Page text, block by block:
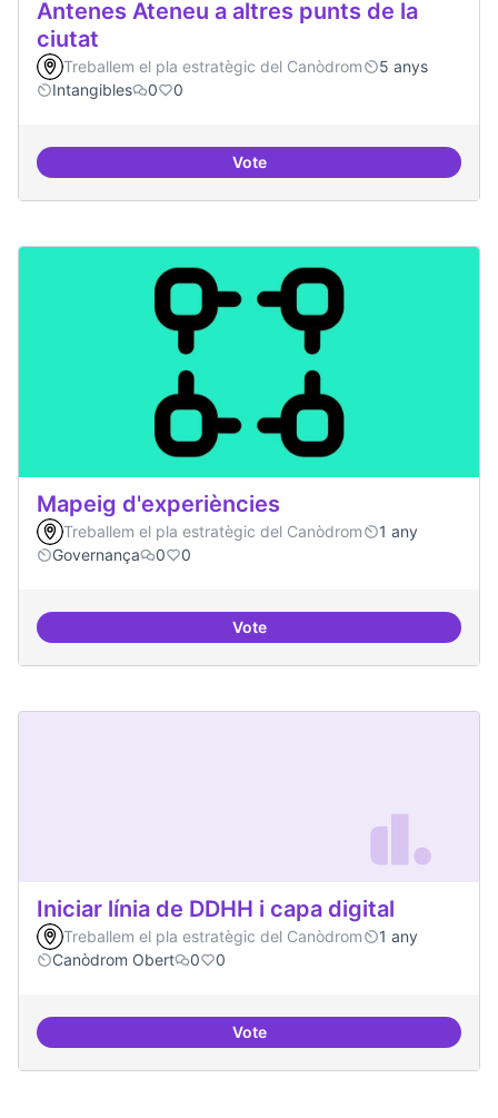
Antenes Ateneu a altres punts de la
ciutat
Treballem el pla estratègic del Canòdrom
5 anys
Intangibles
0 0
VoteAntenes Ateneu a altres punts
Mapeig d'experiències
Treballem el pla estratègic del Canòdrom
1 any
Governança
0 0
VoteMapeig d'experiències
Iniciar línia de DDHH i capa digital
Treballem el pla estratègic del Canòdrom
1 any
Canòdrom Obert
0 0
VoteIniciar línia de DDHH i capa